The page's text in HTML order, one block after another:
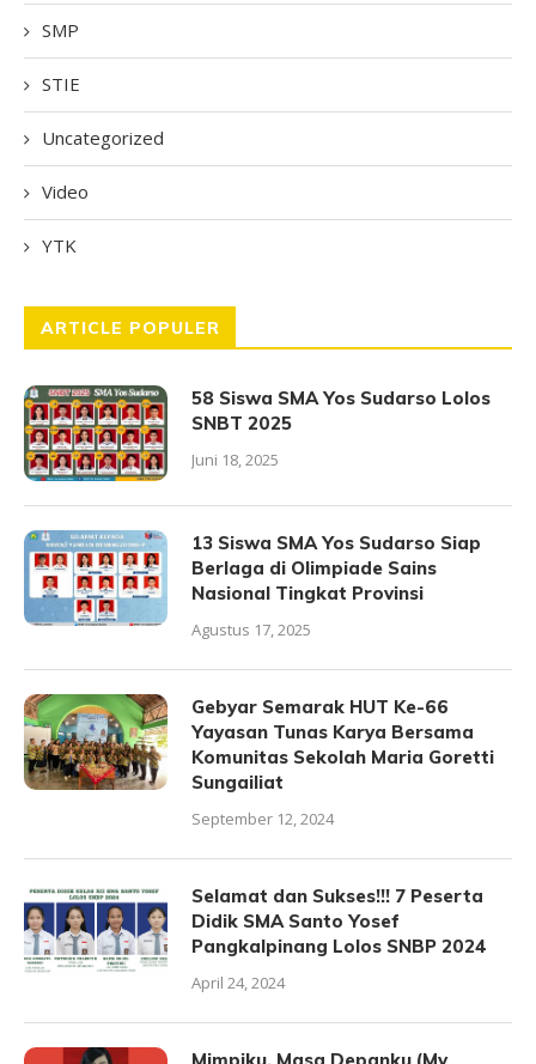
SMP
STIE
Uncategorized
Video
YTK
ARTICLE POPULER
58 Siswa SMA Yos Sudarso Lolos
SNBT 2025
Juni 18, 2025
13 Siswa SMA Yos Sudarso Siap
Berlaga di Olimpiade Sains
Nasional Tingkat Provinsi
Agustus 17, 2025
Gebyar Semarak HUT Ke-66
Yayasan Tunas Karya Bersama
Komunitas Sekolah Maria Goretti
Sungailiat
September 12, 2024
Selamat dan Sukses!!! 7 Peserta
Didik SMA Santo Yosef
Pangkalpinang Lolos SNBP 2024
April 24, 2024